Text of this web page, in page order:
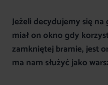
Jeżeli decydujemy się
miał on okno gdy
zamkniętej bramie, jest
ma nam służyć jako